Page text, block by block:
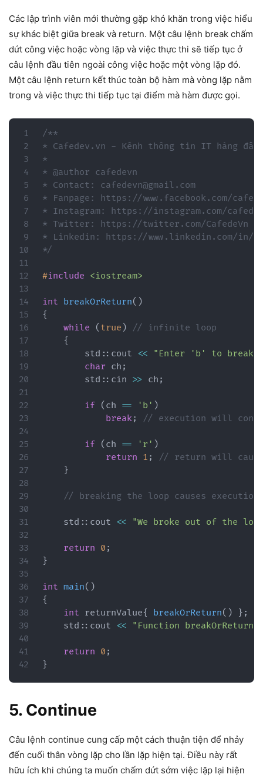
Các lập trình viên mới thường gặp khó khăn trong việc hiểu
sự khác biệt giữa break và return. Một câu lệnh break chấm
dứt công việc hoặc vòng lặp và việc thực thi sẽ tiếp tục ở
câu lệnh đầu tiên ngoài công việc hoặc một vòng lặp đó.
Một câu lệnh return kết thúc toàn bộ hàm mà vòng lặp nằm
trong và việc thực thi tiếp tục tại điểm mà hàm được gọi.
/**
* Cafedev.vn - Kênh thông tin IT hàng đầu
*
* @author cafedevn
* Contact: cafedevn@gmail.com
* Fanpage: https://www.facebook.com/
* Instagram: https://instagram.com/
* Twitter: https://twitter.com/CafedeVn
* Linkedin: https://www.linkedin.com/in/
*/
#include <iostream>
int breakOrReturn( )
{
while
( true )
// infinite loop
{
        std
:: cout <<
"Enter 'b' to
char ch ;
        std
:: cin >> ch ;
if ( ch == 'b' )
break; // execution will
if ( ch == 'r' )
return 1 ;
// return will
}
// breaking the loop causes execution
    std
:: cout << "We broke out of the
return 0 ;
}
int main( )
{
int returnValue{ breakOrReturn( ) } ;
    std
:: cout << "Function breakOrReturn
return 0 ;
}
5. Continue
Câu lệnh continue cung cấp một cách thuận tiện để nhảy
đến cuối thân vòng lặp cho lần lặp hiện tại. Điều này rất
hữu ích khi chúng ta muốn chấm dứt sớm việc lặp lại hiện